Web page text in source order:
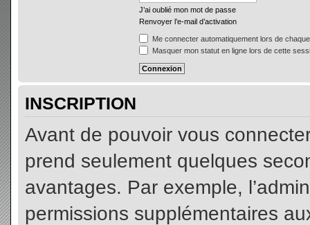
J’ai oublié mon mot de passe
Renvoyer l’e-mail d’activation
Me connecter automatiquement lors de
Masquer mon statut en ligne lors de cette
INSCRIPTION
Avant de pouvoir vous
prend seulement quelques
avantages. Par exemple,
permissions supplémentaires